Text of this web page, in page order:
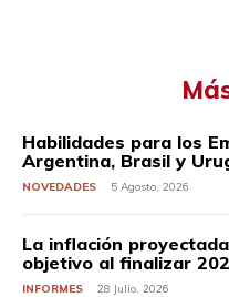
Habilidades para los
Argentina, Brasil y
NOVEDADES 5 Agosto, 2026
La inflación
objetivo al finalizar
INFORMES 28 Julio, 2026